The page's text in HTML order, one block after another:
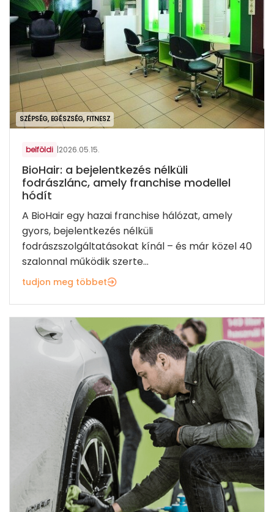
SZÉPSÉG, EGÉSZSÉG, FITNESZ
belföldi |2026.05.15.
BioHair: a bejelentkezés nélküli
fodrászlánc, amely franchise modellel
hódít
A BioHair egy hazai franchise hálózat, amely
gyors, bejelentkezés nélküli
fodrászszolgáltatásokat kínál – és már közel 40
szalonnal működik szerte...
tudjon meg többet